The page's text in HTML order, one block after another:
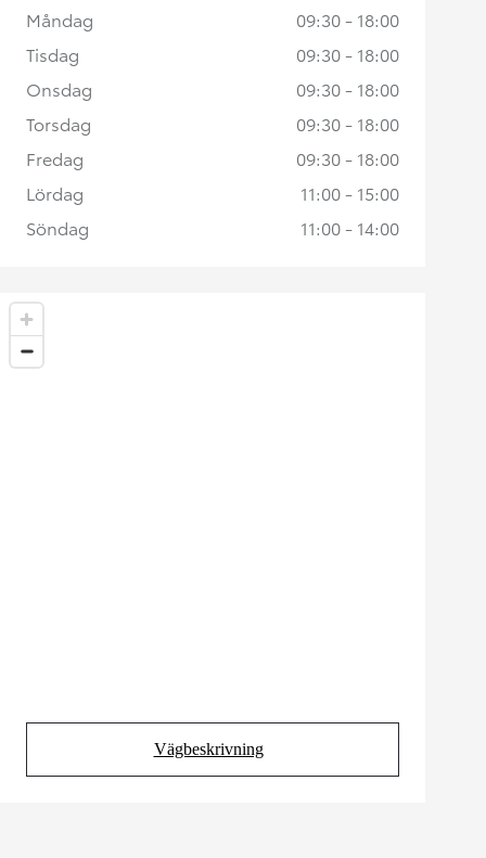
Vägbeskrivning
(Opens in new tab)
Måndag
09:30 - 18:00
Tisdag
09:30 - 18:00
Onsdag
09:30 - 18:00
Torsdag
09:30 - 18:00
Fredag
09:30 - 18:00
Lördag
11:00 - 15:00
Söndag
11:00 - 14:00